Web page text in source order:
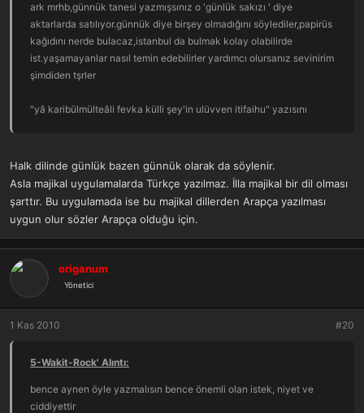
ark mrhb,günnük tanesi yazmışsınız o 'günlük sakızı ' diye
aktarlarda satılıyor.günnük diye birşey olmadığını söylediler,papirüs
kağıdını nerde bulacaz,istanbul da bulmak kolay olabilirde
ist.yaşamayanlar nasıl temin edebilirler yardımcı olursanız sevinirim
şimdiden tşrler
"yâ karibülmülteâli fevka külli şey'in ulüvven itifaihu" yazısını
Halk dilinde günlük bazen günnük olarak da söylenir.
Asla majikal uygulamalarda Türkçe yazılmaz. İlla majikal bir dil olması
şarttır. Bu uygulamada ise bu majikal dillerden Arapça yazılması
uygun olur sözler Arapça olduğu için.
origanum
Yönetici
1 Kas 2010 #20
5-Wakit-Rock' Alıntı:
bence aynen öyle yazmalısın bence önemli olan istek, niyet ve
ciddiyettir